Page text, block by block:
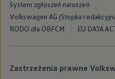
Modele
Leasing i najem dla
Leasing
Najem
Kredyt i najem
System zgłoszeń naruszeń
Volkswagen AG (Stopka
RODO dla OBFCM
EU DATA
Zastrzeżenia prawne